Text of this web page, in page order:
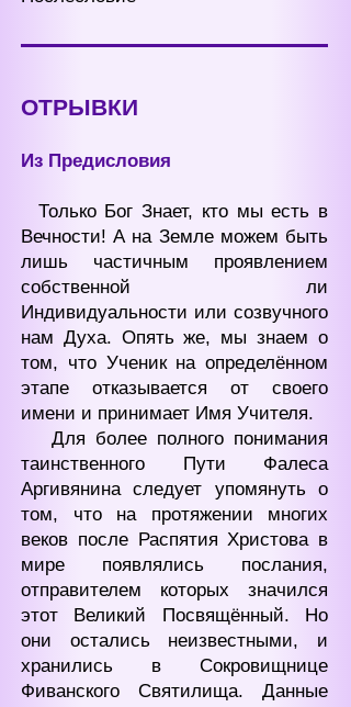
ОТРЫВКИ
Из Предисловия
Только Бог Знает, кто мы есть в
Вечности! А на Земле можем быть
лишь частичным проявлением
собственной ли
Индивидуальности или созвучного
нам Духа. Опять же, мы знаем о
том, что Ученик на определённом
этапе отказывается от своего
имени и принимает Имя Учителя.
Для более полного понимания
таинственного Пути Фалеса
Аргивянина следует упомянуть о
том, что на протяжении многих
веков после Распятия Христова в
мире появлялись послания,
отправителем которых значился
этот Великий Посвящённый. Но
они остались неизвестными, и
хранились в Сокровищнице
Фиванского Святилища. Данные